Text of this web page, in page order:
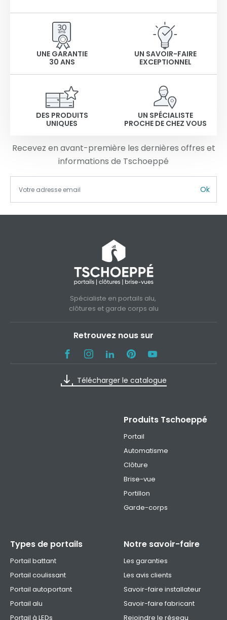
UNE GARANTIE
30 ANS
UN SAVOIR-FAIRE
EXCEPTIONNEL
DES PRODUITS
UNIQUES
UN SPÉCIALISTE
PROCHE DE CHEZ VOUS
Recevez en avant-première les dernières offres et
informations de Tschoeppé
Ok
Spécialiste en portails alu,
clôtures et garde corps alu
Retrouvez nous sur
Télécharger le catalogue
Produits Tschoeppé
Portail
Automatisme
Clôture
Brise-vue
Portillon
Garde-corps
Types de portails
Portail battant
Portail coulissant
Portail autoportant
Portail alu
Portail à LEDs
Notre savoir-faire
Les garanties
Les avis clients
Savoir-faire installateur
Savoir-faire fabricant
Rejoindre le réseau